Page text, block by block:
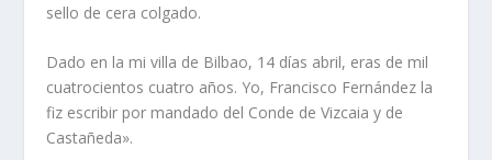
sello de cera colgado.
Dado en la mi villa de Bilbao, 14 dí­as abril, eras de mil
cuatrocientos cuatro años. Yo, Francisco Fernández la
fiz escribir por mandado del Conde deVizcaia y de
Castañeda».